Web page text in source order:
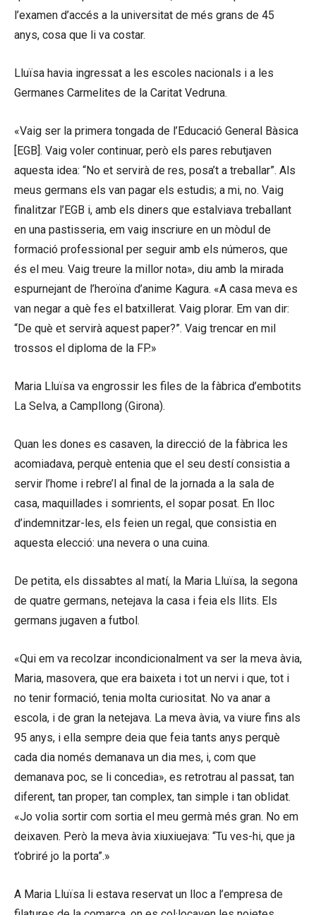
l’examen d’accés a la universitat de més grans de 45
anys, cosa que li va costar.
Lluïsa havia ingressat a les escoles nacionals i a les
Germanes Carmelites de la Caritat Vedruna.
«Vaig ser la primera tongada de l’Educació General Bàsica
[EGB]. Vaig voler continuar, però els pares rebutjaven
aquesta idea: “No et servirà de res, posa’t a treballar”. Als
meus germans els van pagar els estudis; a mi, no. Vaig
finalitzar l’EGB i, amb els diners que estalviava treballant
en una pastisseria, em vaig inscriure en un mòdul de
formació professional per seguir amb els números, que
és el meu. Vaig treure la millor nota», diu amb la mirada
espurnejant de l’heroïna d’anime Kagura. «A casa meva es
van negar a què fes el batxillerat. Vaig plorar. Em van dir:
“De què et servirà aquest paper?”. Vaig trencar en mil
trossos el diploma de la FP.»
Maria Lluïsa va engrossir les files de la fàbrica d’embotits
La Selva, a Campllong (Girona).
Quan les dones es casaven, la direcció de la fàbrica les
acomiadava, perquè entenia que el seu destí consistia a
servir l’home i rebre’l al final de la jornada a la sala de
casa, maquillades i somrients, el sopar posat. En lloc
d’indemnitzar-les, els feien un regal, que consistia en
aquesta elecció: una nevera o una cuina.
De petita, els dissabtes al matí, la Maria Lluïsa, la segona
de quatre germans, netejava la casa i feia els llits. Els
germans jugaven a futbol.
«Qui em va recolzar incondicionalment va ser la meva àvia,
Maria, masovera, que era baixeta i tot un nervi i que, tot i
no tenir formació, tenia molta curiositat. No va anar a
escola, i de gran la netejava. La meva àvia, va viure fins als
95 anys, i ella sempre deia que feia tants anys perquè
cada dia només demanava un dia mes, i, com que
demanava poc, se li concedia», es retrotrau al passat, tan
diferent, tan proper, tan complex, tan simple i tan oblidat.
«Jo volia sortir com sortia el meu germà més gran. No em
deixaven. Però la meva àvia xiuxiuejava: “Tu ves-hi, que ja
t’obriré jo la porta”.»
A Maria Lluïsa li estava reservat un lloc a l’empresa de